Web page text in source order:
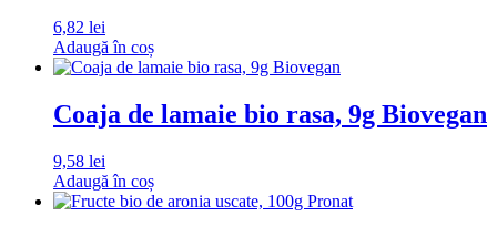
6,82 lei
Adaugă în coș
Coaja de lamaie bio rasa, 9g Biovegan
9,58 lei
Adaugă în coș